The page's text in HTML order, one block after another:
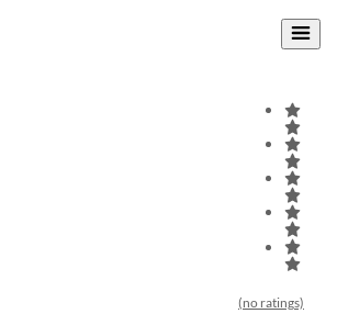
(no ratings)